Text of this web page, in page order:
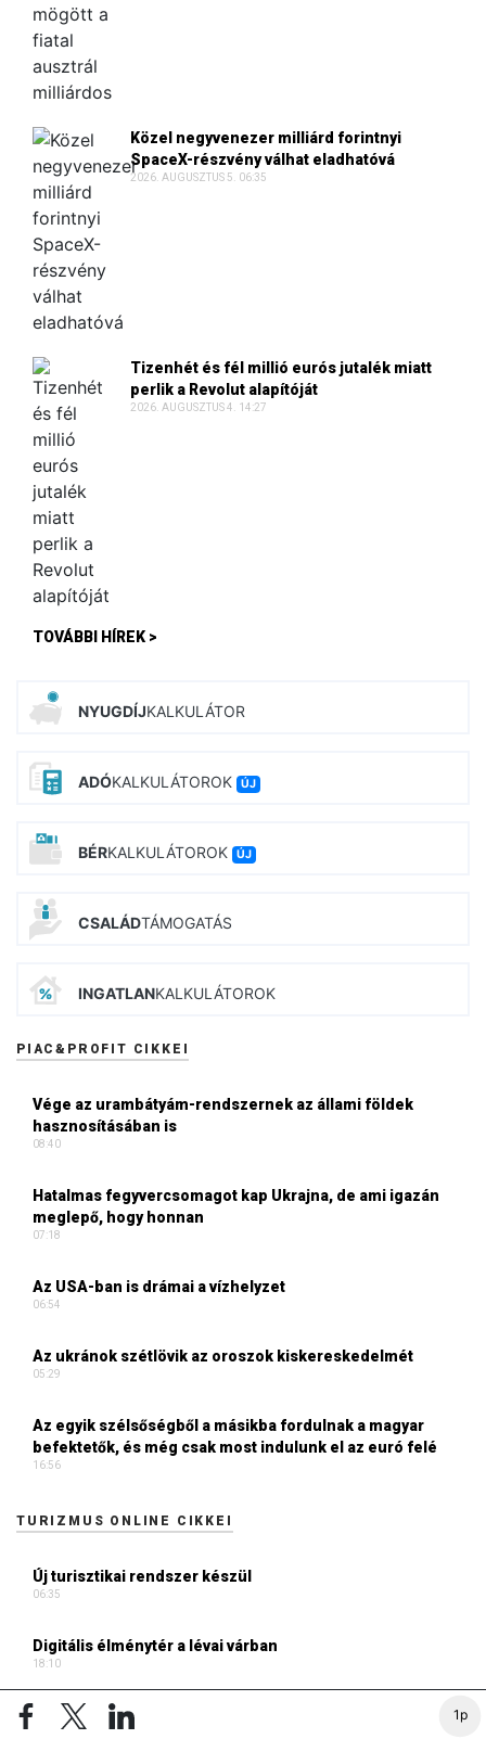
1p
Közel negyvenezer milliárd forintnyi
SpaceX-részvény válhat eladhatóvá
2026. AUGUSZTUS 5. 06:35
Tizenhét és fél millió eurós jutalék miatt
perlik a Revolut alapítóját
2026. AUGUSZTUS 4. 14:27
TOVÁBBI HÍREK >
NYUGDÍJKALKULÁTOR
ADÓKALKULÁTOROK ÚJ
BÉRKALKULÁTOROK ÚJ
CSALÁDTÁMOGATÁS
INGATLANKALKULÁTOROK
PIAC&PROFIT CIKKEI
Vége az urambátyám-rendszernek az állami földek
hasznosításában is
08:40
Hatalmas fegyvercsomagot kap Ukrajna, de ami igazán
meglepő, hogy honnan
07:18
Az USA-ban is drámai a vízhelyzet
06:54
Az ukránok szétlövik az oroszok kiskereskedelmét
05:29
Az egyik szélsőségből a másikba fordulnak a magyar
befektetők, és még csak most indulunk el az euró felé
16:56
TURIZMUS ONLINE CIKKEI
Új turisztikai rendszer készül
06:35
Digitális élménytér a lévai várban
18:10
Vaddisznó a metróban???